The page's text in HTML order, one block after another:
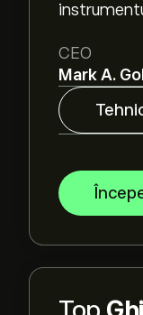
CEO
Mark A.